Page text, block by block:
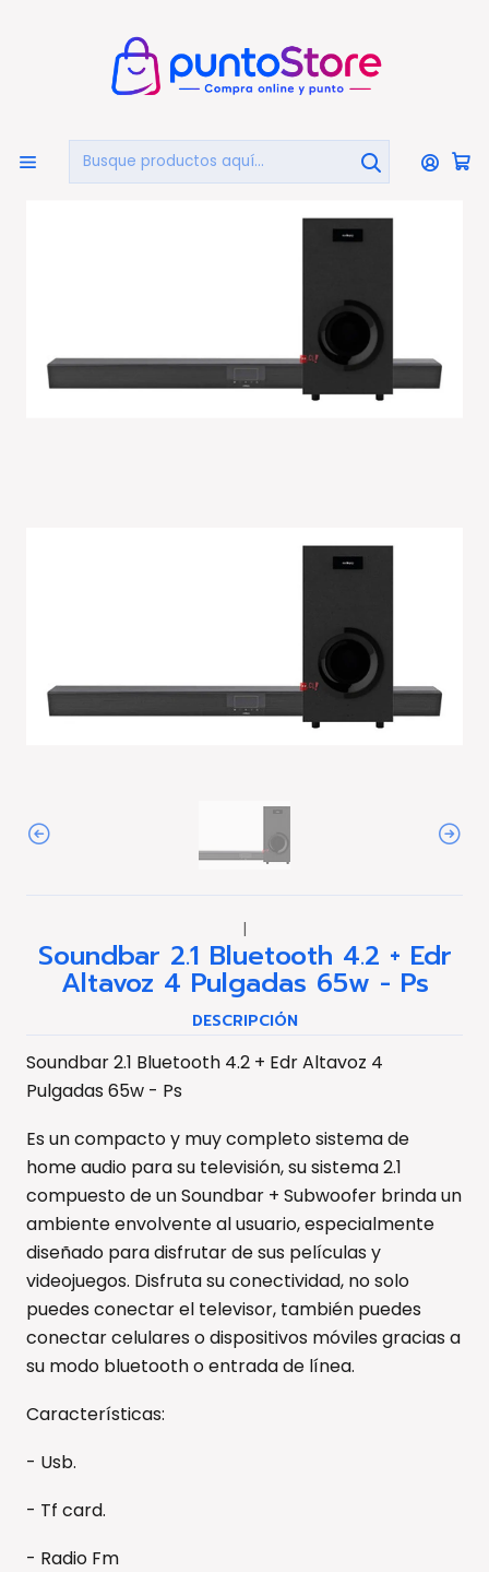
Inicio AUDIO Y VIDEO Audio
Sistemas De Sonido Y Barras
Soundbar 2.1 Bluetooth 4.2 + Edr Altavoz 4 Pulgadas
|
Soundbar 2.1 Bluetooth 4.2 + Edr
Altavoz 4 Pulgadas 65w - Ps
DESCRIPCIÓN
Soundbar 2.1 Bluetooth 4.2 + Edr Altavoz 4
Pulgadas 65w - Ps
Es un compacto y muy completo sistema de
home audio para su televisión, su sistema 2.1
compuesto de un Soundbar + Subwoofer brinda un
ambiente envolvente al usuario, especialmente
diseñado para disfrutar de sus películas y
videojuegos. Disfruta su conectividad, no solo
puedes conectar el televisor, también puedes
conectar celulares o dispositivos móviles gracias a
su modo bluetooth o entrada de línea.
Características:
- Usb.
- Tf card.
- Radio Fm